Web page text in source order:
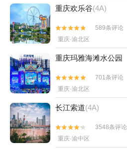
重庆欢乐谷(4A)


589条评论
重庆·渝北区
重庆玛雅海滩水公园


701条评论
重庆·渝北区
长江索道(4A)


3548条评论
重庆·渝中区